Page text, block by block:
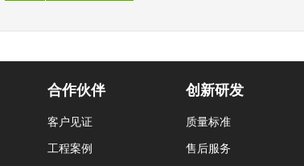
合作伙伴
客户见证
工程案例
创新研发
质量标准
售后服务